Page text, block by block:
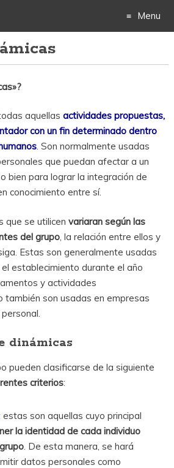
Menu
aquellas actividades propuestas,
con un fin determinado dentro
. Son normalmente usadas
que puedan afectar a un
bien para lograr la integración de
conocimiento entre sí.
que se utilicen variaran según las
del grupo, la relación entre ellos y
Estas son generalmente usadas
establecimiento durante el año
y actividades
también son usadas en empresas
dinámicas
pueden clasificarse de la siguiente
criterios:
estas son aquellas cuyo principal
la identidad de cada individuo
. De esta manera, se hará
datos personales como